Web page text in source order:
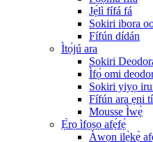
Jẹ́lì fífá fá
Sokiri ibora
Fífún dídán
Ìtọ́jú ara
Sokiri
Ìfọ́ omi
Sokiri yiyọ
Fífún ara ẹni
Mousse Ìwẹ̀
Ẹ̀rọ ìfọṣọ afẹ́fẹ́
Àwọn ilẹ̀kẹ̀